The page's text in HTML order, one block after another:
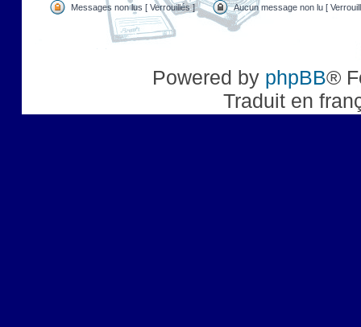
Messages non lus [ Verrouillés ] Aucun message non lu [
Powered by phpBB®
Traduit en